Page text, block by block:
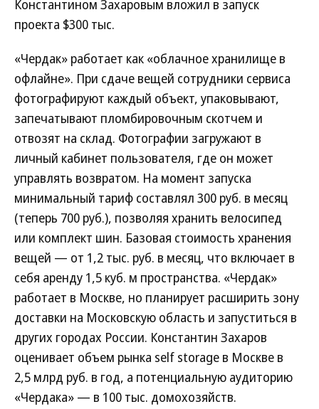
Константином Захаровым вложил в запуск
проекта $300 тыс.
«Чердак» работает как «облачное хранилище в
офлайне». При сдаче вещей сотрудники сервиса
фотографируют каждый объект, упаковывают,
запечатывают пломбировочным скотчем и
отвозят на склад. Фотографии загружают в
личный кабинет пользователя, где он может
управлять возвратом. На момент запуска
минимальный тариф составлял 300 руб. в месяц
(теперь 700 руб.), позволяя хранить велосипед
или комплект шин. Базовая стоимость хранения
вещей — от 1,2 тыс. руб. в месяц, что включает в
себя аренду 1,5 куб. м пространства. «Чердак»
работает в Москве, но планирует расширить зону
доставки на Московскую область и запуститься в
других городах России. Константин Захаров
оценивает объем рынка self storage в Москве в
2,5 млрд руб. в год, а потенциальную аудиторию
«Чердака» — в 100 тыс. домохозяйств.